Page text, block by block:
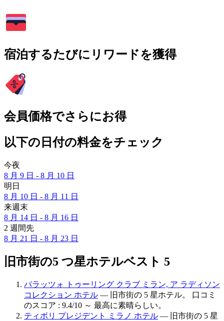
宿泊するたびにリワードを獲得
会員価格でさらにお得
以下の日付の料金をチェック
今夜
8 月 9 日 - 8 月 10 日
明日
8 月 10 日 - 8 月 11 日
来週末
8 月 14 日 - 8 月 16 日
2 週間先
8 月 21 日 - 8 月 23 日
旧市街の5 つ星ホテルベスト 5
パラッツォ トゥーリング クラブ ミラン, ア ラディソン
コレクション ホテル — 旧市街の 5 星ホテル。 口コミ
のスコア : 9.4/10 ～ 最高に素晴らしい。
ティボリ プレジデント ミラノ ホテル — 旧市街の 5 星